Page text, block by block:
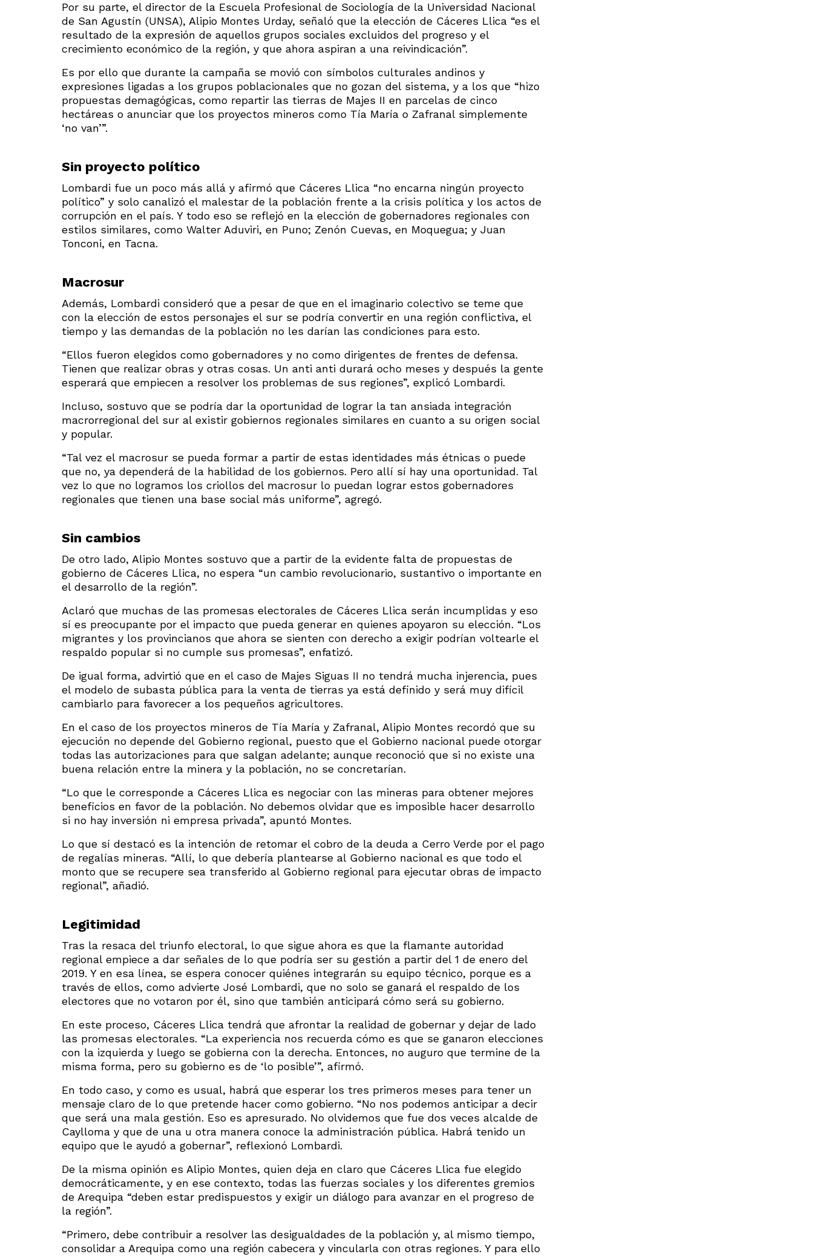
Por su parte, el director de la Escuela Profesional de Sociología de la Universidad Nacional
de San Agustín (UNSA), Alipio Montes Urday, señaló que la elección de Cáceres Llica “es el
resultado de la expresión de aquellos grupos sociales excluidos del progreso y el
crecimiento económico de la región, y que ahora aspiran a una reivindicación”.
Es por ello que durante la campaña se movió con símbolos culturales andinos y
expresiones ligadas a los grupos poblacionales que no gozan del sistema, y a los que “hizo
propuestas demagógicas, como repartir las tierras de Majes II en parcelas de cinco
hectáreas o anunciar que los proyectos mineros como Tía María o Zafranal simplemente
‘no van’”.
Sin proyecto político
Lombardi fue un poco más allá y afirmó que Cáceres Llica “no encarna ningún proyecto
político” y solo canalizó el malestar de la población frente a la crisis política y los actos de
corrupción en el país. Y todo eso se reflejó en la elección de gobernadores regionales con
estilos similares, como Walter Aduviri, en Puno; Zenón Cuevas, en Moquegua; y Juan
Tonconi, en Tacna.
Macrosur
Además, Lombardi consideró que a pesar de que en el imaginario colectivo se teme que
con la elección de estos personajes el sur se podría convertir en una región conflictiva, el
tiempo y las demandas de la población no les darían las condiciones para esto.
“Ellos fueron elegidos como gobernadores y no como dirigentes de frentes de defensa.
Tienen que realizar obras y otras cosas. Un anti anti durará ocho meses y después la gente
esperará que empiecen a resolver los problemas de sus regiones”, explicó Lombardi.
Incluso, sostuvo que se podría dar la oportunidad de lograr la tan ansiada integración
macrorregional del sur al existir gobiernos regionales similares en cuanto a su origen social
y popular.
“Tal vez el macrosur se pueda formar a partir de estas identidades más étnicas o puede
que no, ya dependerá de la habilidad de los gobiernos. Pero allí sí hay una oportunidad. Tal
vez lo que no logramos los criollos del macrosur lo puedan lograr estos gobernadores
regionales que tienen una base social más uniforme”, agregó.
Sin cambios
De otro lado, Alipio Montes sostuvo que a partir de la evidente falta de propuestas de
gobierno de Cáceres Llica, no espera “un cambio revolucionario, sustantivo o importante en
el desarrollo de la región”.
Aclaró que muchas de las promesas electorales de Cáceres Llica serán incumplidas y eso
sí es preocupante por el impacto que pueda generar en quienes apoyaron su elección. “Los
migrantes y los provincianos que ahora se sienten con derecho a exigir podrían voltearle el
respaldo popular si no cumple sus promesas”, enfatizó.
De igual forma, advirtió que en el caso de Majes Siguas II no tendrá mucha injerencia, pues
el modelo de subasta pública para la venta de tierras ya está definido y será muy difícil
cambiarlo para favorecer a los pequeños agricultores.
En el caso de los proyectos mineros de Tía María y Zafranal, Alipio Montes recordó que su
ejecución no depende del Gobierno regional, puesto que el Gobierno nacional puede otorgar
todas las autorizaciones para que salgan adelante; aunque reconoció que si no existe una
buena relación entre la minera y la población, no se concretarían.
“Lo que le corresponde a Cáceres Llica es negociar con las mineras para obtener mejores
beneficios en favor de la población. No debemos olvidar que es imposible hacer desarrollo
si no hay inversión ni empresa privada”, apuntó Montes.
Lo que sí destacó es la intención de retomar el cobro de la deuda a Cerro Verde por el pago
de regalías mineras. “Allí, lo que debería plantearse al Gobierno nacional es que todo el
monto que se recupere sea transferido al Gobierno regional para ejecutar obras de impacto
regional”, añadió.
Legitimidad
Tras la resaca del triunfo electoral, lo que sigue ahora es que la flamante autoridad
regional empiece a dar señales de lo que podría ser su gestión a partir del 1 de enero del
2019. Y en esa línea, se espera conocer quiénes integrarán su equipo técnico, porque es a
través de ellos, como advierte José Lombardi, que no solo se ganará el respaldo de los
electores que no votaron por él, sino que también anticipará cómo será su gobierno.
En este proceso, Cáceres Llica tendrá que afrontar la realidad de gobernar y dejar de lado
las promesas electorales. “La experiencia nos recuerda cómo es que se ganaron elecciones
con la izquierda y luego se gobierna con la derecha. Entonces, no auguro que termine de la
misma forma, pero su gobierno es de ‘lo posible’”, afirmó.
En todo caso, y como es usual, habrá que esperar los tres primeros meses para tener un
mensaje claro de lo que pretende hacer como gobierno. “No nos podemos anticipar a decir
que será una mala gestión. Eso es apresurado. No olvidemos que fue dos veces alcalde de
Caylloma y que de una u otra manera conoce la administración pública. Habrá tenido un
equipo que le ayudó a gobernar”, reflexionó Lombardi.
De la misma opinión es Alipio Montes, quien deja en claro que Cáceres Llica fue elegido
democráticamente, y en ese contexto, todas las fuerzas sociales y los diferentes gremios
de Arequipa “deben estar predispuestos y exigir un diálogo para avanzar en el progreso de
la región”.
“Primero, debe contribuir a resolver las desigualdades de la población y, al mismo tiempo,
consolidar a Arequipa como una región cabecera y vincularla con otras regiones. Y para ello